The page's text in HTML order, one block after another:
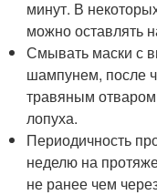
минут. В
можно оставлять
Смывать маски с
шампунем, после
травяным
лопуха.
Периодичность
неделю на
не ранее чем